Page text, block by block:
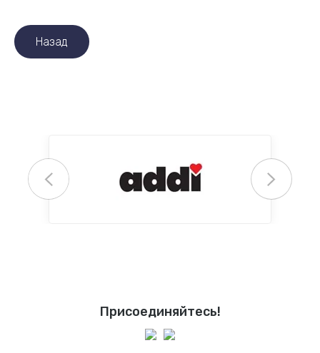
Назад
Присоединяйтесь!